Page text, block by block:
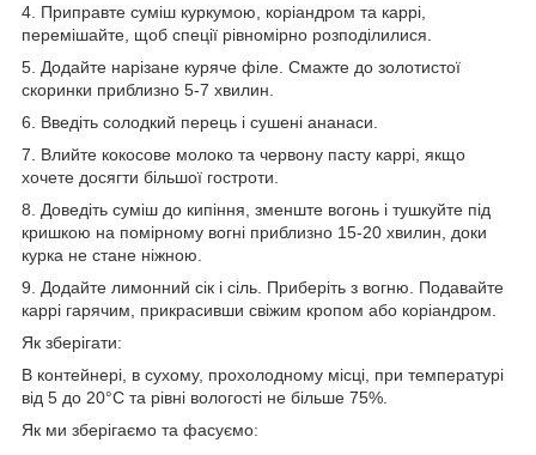
4. Приправте суміш куркумою, коріандром та каррі,
перемішайте, щоб спеції рівномірно розподілилися.
5. Додайте нарізане куряче філе. Смажте до золотистої
скоринки приблизно 5-7 хвилин.
6. Введіть солодкий перець і сушені ананаси.
7. Влийте кокосове молоко та червону пасту каррі, якщо
хочете досягти більшої гостроти.
8. Доведіть суміш до кипіння, зменште вогонь і тушкуйте під
кришкою на помірному вогні приблизно 15-20 хвилин, доки
курка не стане ніжною.
9. Додайте лимонний сік і сіль. Приберіть з вогню. Подавайте
каррі гарячим, прикрасивши свіжим кропом або коріандром.
Як зберігати:
В контейнері, в сухому, прохолодному місці, при температурі
від 5 до 20°C та рівні вологості не більше 75%.
Як ми зберігаємо та фасуємо: